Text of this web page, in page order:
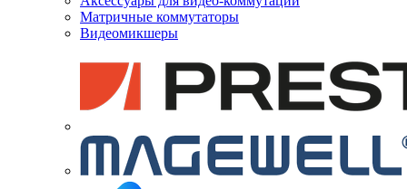
Матричные коммутаторы
Видеомикшеры